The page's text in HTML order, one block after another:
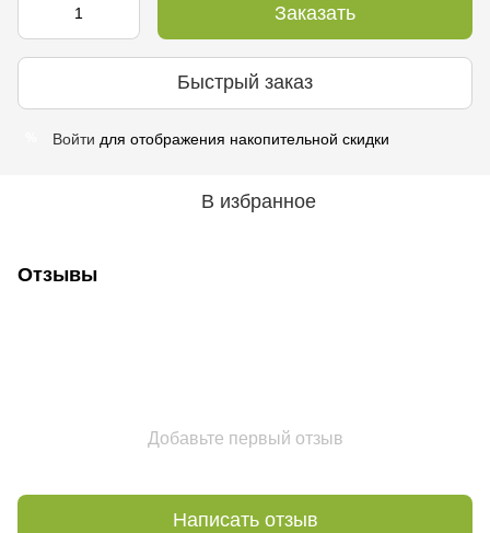
Заказать
Быстрый заказ
Войти для отображения накопительной скидки
В избранное
Отзывы
Добавьте первый отзыв
Написать отзыв